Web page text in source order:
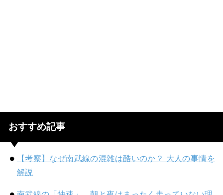
おすすめ記事
【考察】なぜ南武線の混雑は酷いのか？ 大人の事情を
解説